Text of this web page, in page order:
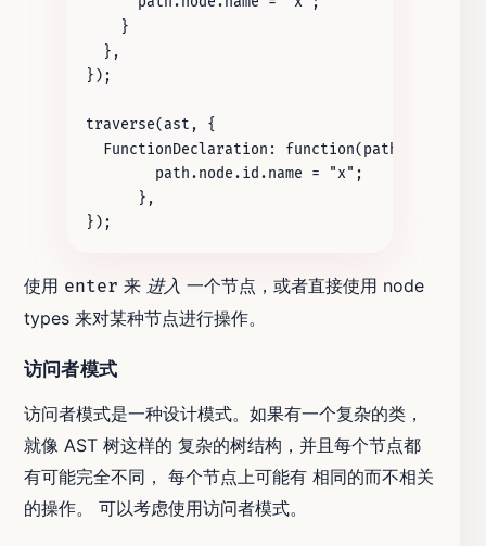
使用 enter 来 进入 一个节点，或者直接使用 node
types 来对某种节点进行操作。
访问者模式
访问者模式是一种设计模式。如果有一个复杂的类，
就像 AST 树这样的 复杂的树结构，并且每个节点都
有可能完全不同， 每个节点上可能有 相同的而不相关
的操作。 可以考虑使用访问者模式。